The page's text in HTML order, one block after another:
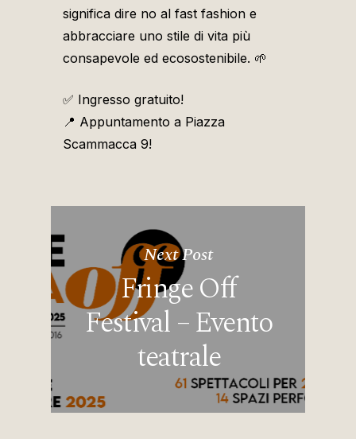
significa dire no al fast fashion e
abbracciare uno stile di vita più
consapevole ed ecosostenibile. 🌱
✅ Ingresso gratuito!
📍 Appuntamento a Piazza
Scammacca 9!
Next Post
Fringe Off
Festival – Evento
teatrale